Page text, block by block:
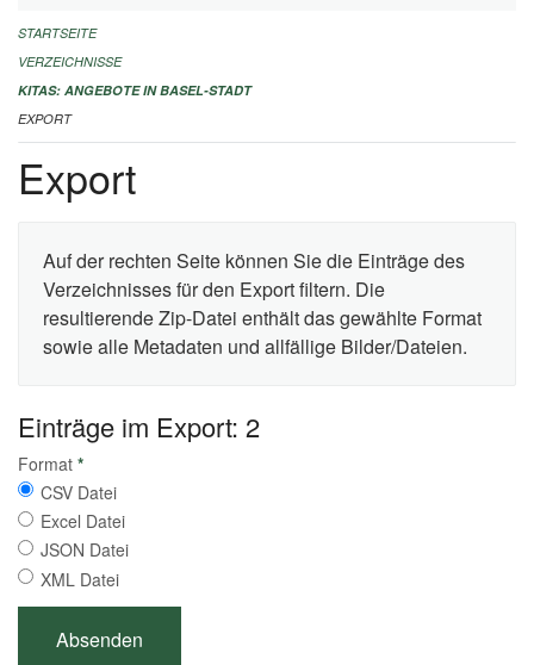
ALLGEMEINE INFORMATIONEN
IMPRESSUM
STARTSEITE
VERZEICHNISSE
KITAS: ANGEBOTE IN BASEL-STADT
EXPORT
Export
Auf der rechten Seite können Sie die Einträge des
Verzeichnisses für den Export filtern. Die
resultierende Zip-Datei enthält das gewählte Format
sowie alle Metadaten und allfällige Bilder/Dateien.
Einträge im Export: 2
Format *
CSV Datei
Excel Datei
JSON Datei
XML Datei